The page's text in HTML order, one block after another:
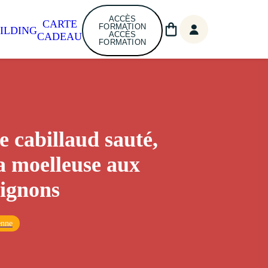
CARTE
CADEAU
ACCÈS
FORMATION
ACCÈS
FORMATION
cabillaud sauté,
moelleuse aux